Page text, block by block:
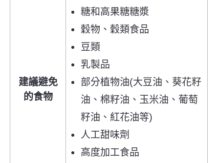
建議避免
的食物
糖和高果糖糖漿
穀物、穀類食品
豆類
乳製品
部分植物油(大豆油、葵花籽
油、棉籽油、玉米油、葡萄
籽油、紅花油等)
人工甜味劑
高度加工食品